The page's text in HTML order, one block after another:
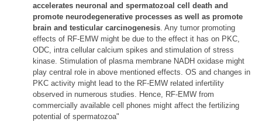
accelerates neuronal and spermatozoal cell death and
promote neurodegenerative processes as well as promote
brain and testicular carcinogenesis . Any tumor promoting
effects of RF-EMW might be due to the effect it has on PKC,
ODC, intra cellular calcium spikes and stimulation of stress
kinase. Stimulation of plasma membrane NADH oxidase might
play central role in above mentioned effects. OS and changes in
PKC activity might lead to the RF-EMW related infertility
observed in numerous studies. Hence, RF-EMW from
commercially available cell phones might affect the fertilizing
potential of spermatozoa"